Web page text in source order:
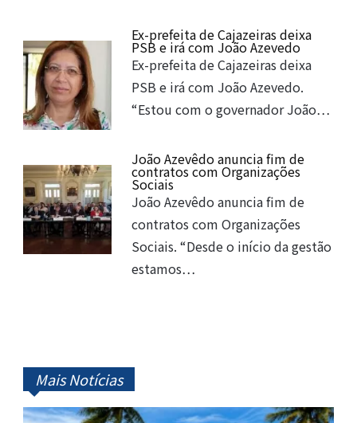
Ex-prefeita de Cajazeiras deixa
PSB e irá com João Azevedo
Ex-prefeita de Cajazeiras deixa
PSB e irá com João Azevedo.
“Estou com o governador João…
João Azevêdo anuncia fim de
contratos com Organizações
Sociais
João Azevêdo anuncia fim de
contratos com Organizações
Sociais. “Desde o início da gestão
estamos…
Mais Notícias